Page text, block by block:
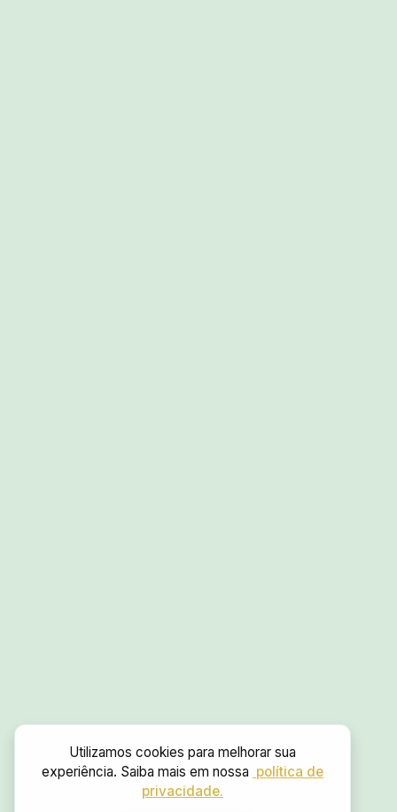
Utilizamos cookies para melhorar sua
experiência. Saiba mais em nossa política de
privacidade.